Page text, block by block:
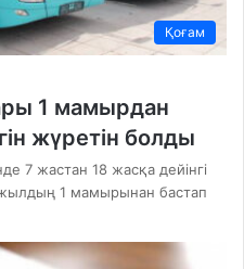
Қоғам
1 мамырдан
жүретін болды
7 жастан 18 жасқа дейінгі
1 мамырынан бастап